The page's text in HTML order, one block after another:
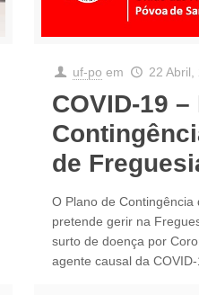
uf-po em 22 Abril,
COVID-19
de
O Plano de
pretende gerir na
surto de doença por
agente causal da